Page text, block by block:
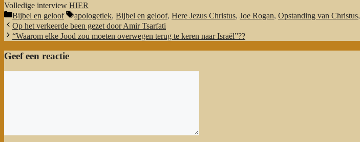
Volledige interview HIER
Categorieën
Bijbel en geloof Tags
apologetiek, Bijbel en geloof, Here Jezus Christus, Joe Rogan, Opstanding van Christus,
Op het verkeerde been gezet door Amir Tsarfati
“Waarom elke Jood zou moeten overwegen terug te keren naar Israël”??
Geef een reactie